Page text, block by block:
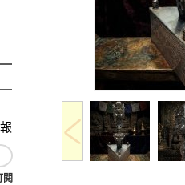
閱